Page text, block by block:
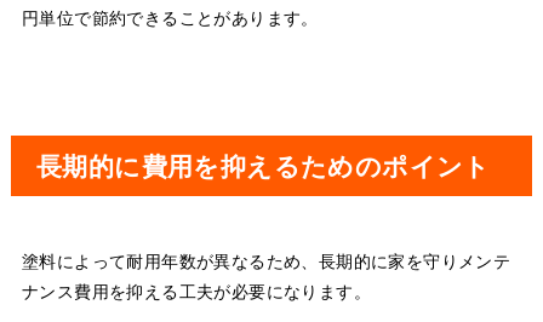
円単位で節約できることがあります。
長期的に費用を抑えるためのポイント
塗料によって耐用年数が異なるため、長期的に家を守りメンテ
ナンス費用を抑える工夫が必要になります。